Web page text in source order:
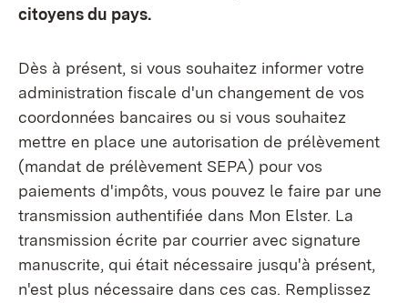
citoyens du pays.
Dès à présent, si vous souhaitez informer votre
administration fiscale d'un changement de vos
coordonnées bancaires ou si vous souhaitez
mettre en place une autorisation de prélèvement
(mandat de prélèvement SEPA) pour vos
paiements d'impôts, vous pouvez le faire par une
transmission authentifiée dans Mon Elster. La
transmission écrite par courrier avec signature
manuscrite, qui était nécessaire jusqu'à présent,
n'est plus nécessaire dans ces cas. Remplissez